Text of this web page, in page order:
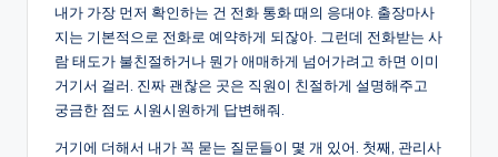
내가 가장 먼저 확인하는 건 전화 통화 때의 응대야. 출장마사
지는 기본적으로 전화로 예약하게 되잖아. 그런데 전화받는 사
람 태도가 불친절하거나 뭔가 애매하게 넘어가려고 하면 이미
거기서 걸러. 진짜 괜찮은 곳은 직원이 친절하게 설명해주고
궁금한 점도 시원시원하게 답변해줘.
거기에 더해서 내가 꼭 묻는 질문들이 몇 개 있어. 첫째, 관리사